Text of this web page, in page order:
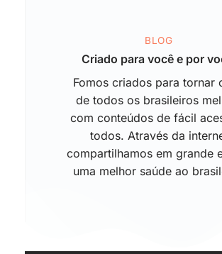
BLOG
Criado para você e por
Fomos criados para tornar
de todos os brasileiros
com conteúdos de fácil
todos. Através da
compartilhamos em grande
uma melhor saúde ao